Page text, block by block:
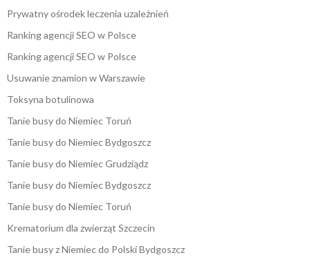
Prywatny ośrodek leczenia uzależnień
Ranking agencji SEO w Polsce
Ranking agencji SEO w Polsce
Usuwanie znamion w Warszawie
Toksyna botulinowa
Tanie busy do Niemiec Toruń
Tanie busy do Niemiec Bydgoszcz
Tanie busy do Niemiec Grudziądz
Tanie busy do Niemiec Bydgoszcz
Tanie busy do Niemiec Toruń
Krematorium dla zwierząt Szczecin
Tanie busy z Niemiec do Polski Bydgoszcz